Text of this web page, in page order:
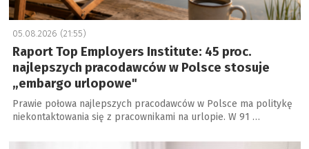
05.08.2026 (21:55)
Raport Top Employers Institute: 45 proc.
najlepszych pracodawców w Polsce stosuje
„embargo urlopowe"
Prawie połowa najlepszych pracodawców w Polsce ma politykę
niekontaktowania się z pracownikami na urlopie. W 91 …